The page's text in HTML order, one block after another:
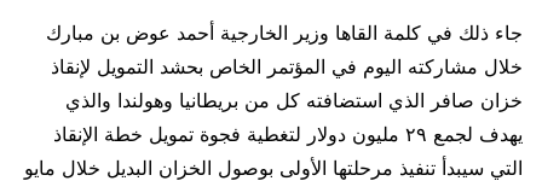
جاء ذلك في كلمة القاها وزير الخارجية أحمد عوض بن مبارك
خلال مشاركته اليوم في المؤتمر الخاص بحشد التمويل لإنقاذ
خزان صافر الذي استضافته كل من بريطانيا وهولندا والذي
يهدف لجمع ٢٩ مليون دولار لتغطية فجوة تمويل خطة الإنقاذ
التي سيبدأ تنفيذ مرحلتها الأولى بوصول الخزان البديل خلال مايو